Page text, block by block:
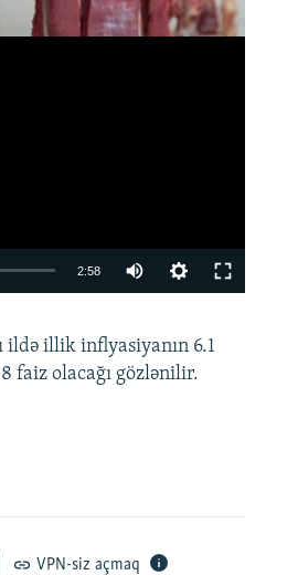
2:58
360p
480p
ildə illik inflyasiyanın 6.1
faiz olacağı gözlənilir.
VPN-siz açmaq